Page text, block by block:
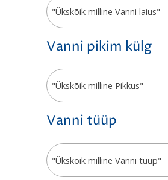
"Ükskõik milline Vanni laius"
Vanni pikim külg
"Ükskõik milline Pikkus"
Vanni tüüp
"Ükskõik milline Vanni tüüp"